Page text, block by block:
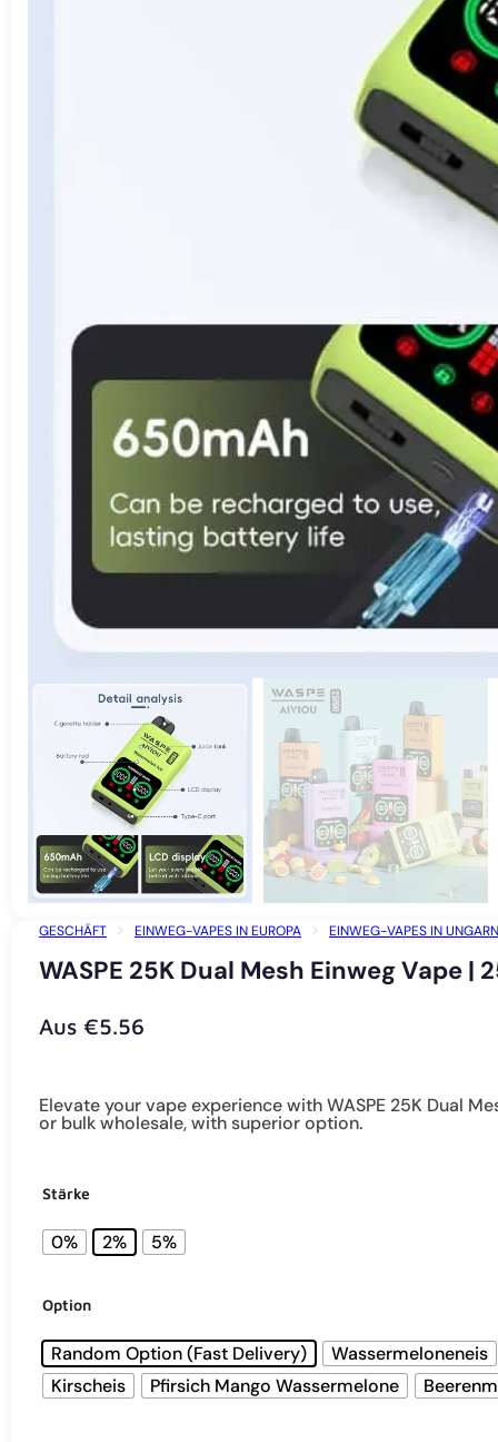
GESCHÄFT EINWEG-VAPES IN EUROPA EINWEG-VAPES IN UNGARN
WASPE 25K Dual Mesh Einweg Vape
Aus €5.56
Elevate your vape experience with WASPE 25K Dual
or bulk wholesale, with superior option.
Stärke
0% 2% 5%
Option
Random Option (Fast Delivery)
Wassermeloneneis
Kirscheis
Pfirsich Mango Wassermelone